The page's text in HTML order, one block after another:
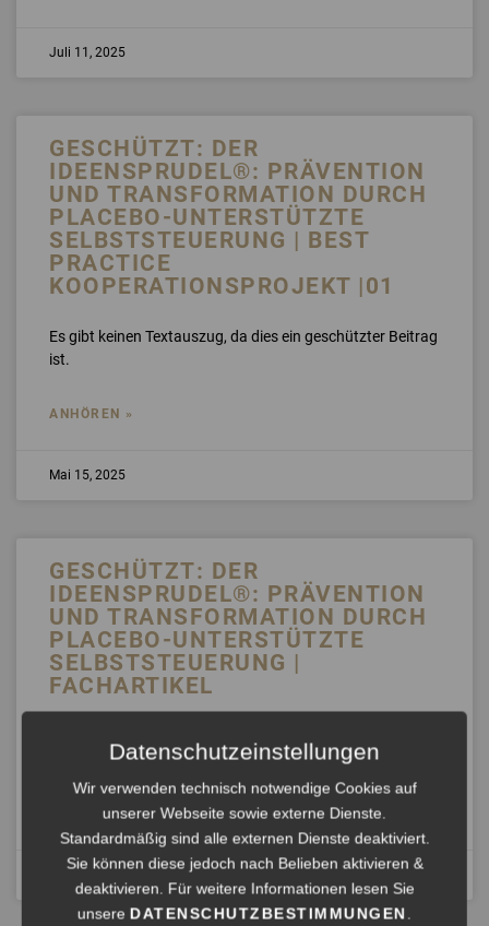
Juli 11, 2025
GESCHÜTZT: DER
IDEENSPRUDEL®: PRÄVENTION
UND TRANSFORMATION DURCH
PLACEBO-UNTERSTÜTZTE
SELBSTSTEUERUNG | BEST
PRACTICE
KOOPERATIONSPROJEKT |01
Es gibt keinen Textauszug, da dies ein geschützter Beitrag
ist.
ANHÖREN »
Mai 15, 2025
GESCHÜTZT: DER
IDEENSPRUDEL®: PRÄVENTION
UND TRANSFORMATION DURCH
PLACEBO-UNTERSTÜTZTE
SELBSTSTEUERUNG |
FACHARTIKEL
ANHÖREN »
Mai 15, 2025
Datenschutzeinstellungen
Wir verwenden technisch notwendige Cookies auf
unserer Webseite sowie externe Dienste.
Standardmäßig sind alle externen Dienste deaktiviert.
Sie können diese jedoch nach Belieben aktivieren &
deaktivieren. Für weitere Informationen lesen Sie
unsereDATENSCHUTZBESTIMMUNGEN.